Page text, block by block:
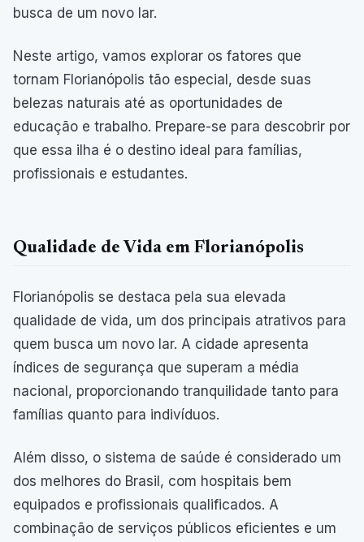
busca de um novo lar.
Neste artigo, vamos explorar os fatores que
tornam Florianópolis tão especial, desde suas
belezas naturais até as oportunidades de
educação e trabalho. Prepare-se para descobrir por
que essa ilha é o destino ideal para famílias,
profissionais e estudantes.
Qualidade de Vida em Florianópolis
Florianópolis se destaca pela sua elevada
qualidade de vida, um dos principais atrativos para
quem busca um novo lar. A cidade apresenta
índices de segurança que superam a média
nacional, proporcionando tranquilidade tanto para
famílias quanto para indivíduos.
Além disso, o sistema de saúde é considerado um
dos melhores do Brasil, com hospitais bem
equipados e profissionais qualificados. A
combinação de serviços públicos eficientes e um